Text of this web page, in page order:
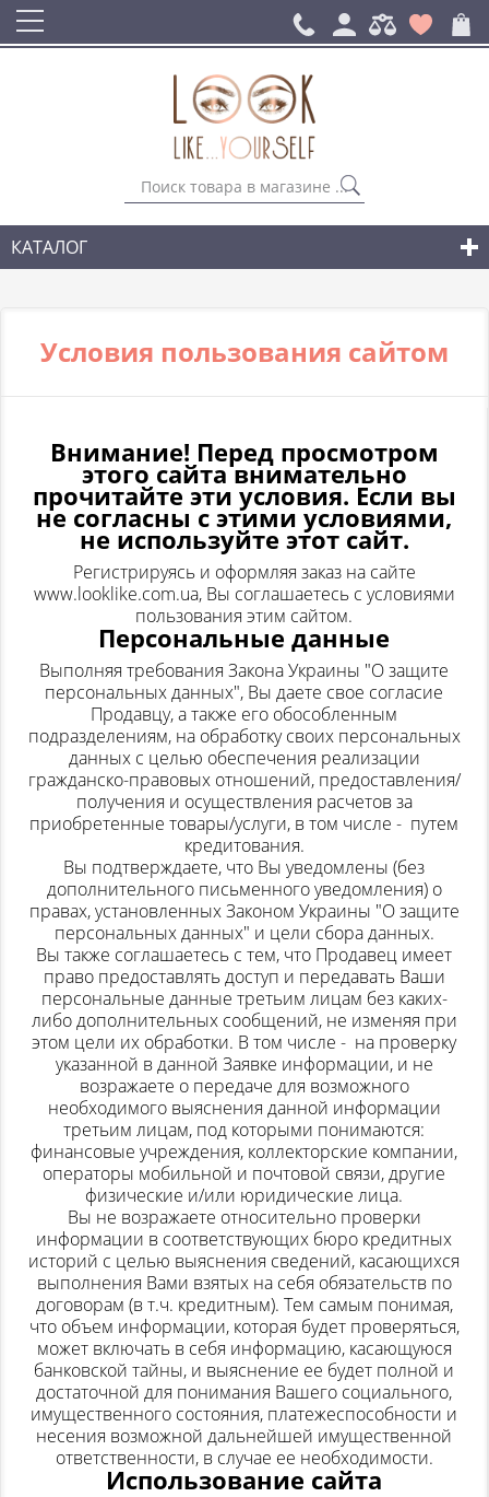
КАТАЛОГ
ДЛЯ МУЖЧИН
ТОВАРЫ СО СКИДКОЙ
Условия пользования сайтом
Внимание! Перед просмотром
этого сайта внимательно
прочитайте эти условия. Если вы
не согласны с этими условиями,
не используйте этот сайт.
Регистрируясь и оформляя заказ на сайте
www.looklike.com.ua, Вы соглашаетесь с условиями
пользования этим сайтом.
Персональные данные
Выполняя требования Закона Украины "О защите
персональных данных", Вы даете свое согласие
Продавцу, а также его обособленным
подразделениям, на обработку своих персональных
данных с целью обеспечения реализации
гражданско-правовых отношений, предоставления/
получения и осуществления расчетов за
приобретенные товары/услуги, в том числе - путем
кредитования.
Вы подтверждаете, что Вы уведомлены (без
дополнительного письменного уведомления) о
правах, установленных Законом Украины "О защите
персональных данных" и цели сбора данных.
Вы также соглашаетесь с тем, что Продавец имеет
право предоставлять доступ и передавать Ваши
персональные данные третьим лицам без каких-
либо дополнительных сообщений, не изменяя при
этом цели их обработки. В том числе - на проверку
указанной в данной Заявке информации, и не
возражаете о передаче для возможного
необходимого выяснения данной информации
третьим лицам, под которыми понимаются:
финансовые учреждения, коллекторские компании,
операторы мобильной и почтовой связи, другие
физические и/или юридические лица.
Вы не возражаете относительно проверки
информации в соответствующих бюро кредитных
историй с целью выяснения сведений, касающихся
выполнения Вами взятых на себя обязательств по
договорам (в т.ч. кредитным). Тем самым понимая,
что объем информации, которая будет проверяться,
может включать в себя информацию, касающуюся
банковской тайны, и выяснение ее будет полной и
достаточной для понимания Вашего социального,
имущественного состояния, платежеспособности и
несения возможной дальнейшей имущественной
ответственности, в случае ее необходимости.
Использование сайта